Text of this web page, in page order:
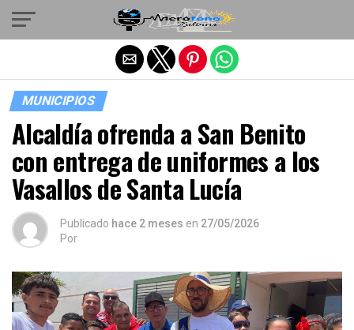
MUNICIPIOS
Alcaldía ofrenda a San Benito
con entrega de uniformes a los
Vasallos de Santa Lucía
Publicado hace 2 meses en 27/05/2026
Por
Salir de la versión móvil